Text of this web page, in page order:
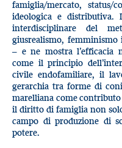
famiglia/mercato, status/
ideologica e distributiva.
interdisciplinare del
giusrealismo, femminismo
– e ne mostra l’efficacia
come il principio
civile endofamiliare, il
gerarchia tra forme di
marelliana come
il diritto di famiglia non
campo di produzione di
potere.